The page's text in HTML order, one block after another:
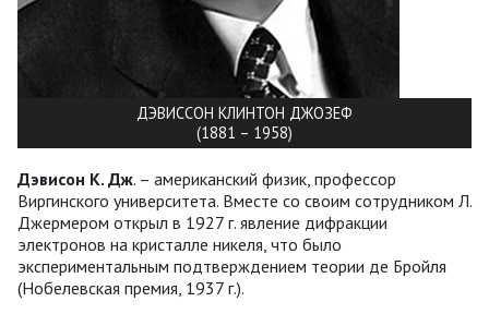
ДЭВИССОН КЛИНТОН ДЖОЗЕФ
(1881 – 1958)
Дэвисон К. Дж. – американский физик, профессор
Виргинского университета. Вместе со своим сотрудником Л.
Джермером открыл в 1927 г. явление дифракции
электронов на кристалле никеля, что было
экспериментальным подтверждением теории де Бройля
(Нобелевская премия, 1937 г.).